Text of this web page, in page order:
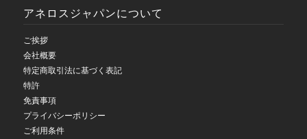
アネロスジャパンについて
ご挨拶
会社概要
特定商取引法に基づく表記
特許
免責事項
プライバシーポリシー
ご利用条件